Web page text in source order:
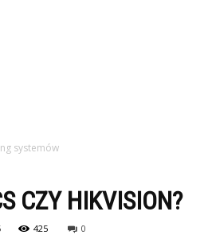
systemów
CZY HIKVISION?
425 0